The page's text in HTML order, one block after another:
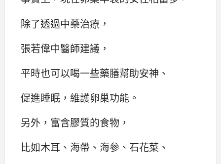
除了透過中藥治療，
張若偉中醫師建議，
平時也可以喝一些藥膳幫助安神、
促進睡眠，維護卵巢功能。
另外，富含膠質的食物，
比如木耳、海帶、海參、石花菜、